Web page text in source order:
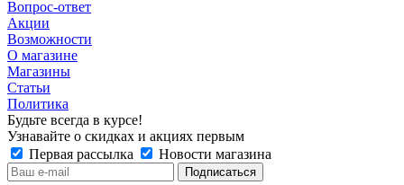
Вопрос-ответ
Акции
Возможности
О магазине
Магазины
Статьи
Политика
Будьте всегда в курсе!
Узнавайте о скидках и акциях первым
Первая рассылка
Новости магазина